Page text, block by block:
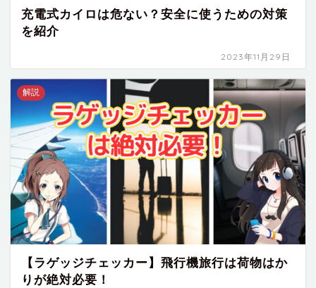
充電式カイロは危ない？安全に使うための対策
を紹介
2023年11月29日
解説
【ラゲッジチェッカー】飛行機旅行は荷物はか
りが絶対必要！